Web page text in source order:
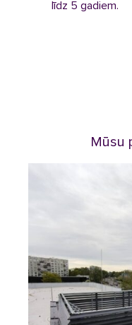
līdz 5 gadiem.
Mūsu